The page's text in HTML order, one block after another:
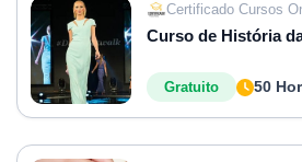
Certificado Cursos
Curso de História
50
Gratuito